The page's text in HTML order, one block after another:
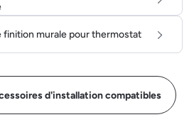
finition murale pour thermostat
d'installation compatibles